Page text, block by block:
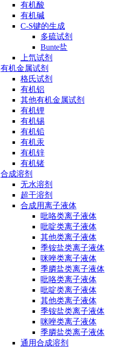
有机酸
有机碱
C-S键的生成
多硫试剂
Bunte盐
上氘试剂
有机金属试剂
格氏试剂
有机铝
其他有机金属试剂
有机锂
有机锡
有机铅
有机汞
有机锌
有机锗
合成溶剂
无水溶剂
超干溶剂
合成用离子液体
吡咯类离子液体
吡啶类离子液体
其他类离子液体
季铵盐类离子液体
咪唑类离子液体
季膦盐类离子液体
吡咯类离子液体
吡啶类离子液体
其他类离子液体
季铵盐类离子液体
咪唑类离子液体
季膦盐类离子液体
通用合成溶剂